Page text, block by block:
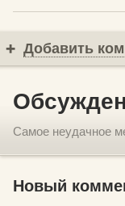
Добавить
Самое неудачное
Новый